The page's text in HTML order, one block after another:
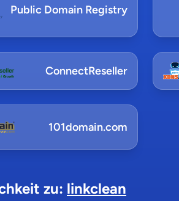
Public Domain Registry
ConnectReseller
101domain.com
zu: linkclean